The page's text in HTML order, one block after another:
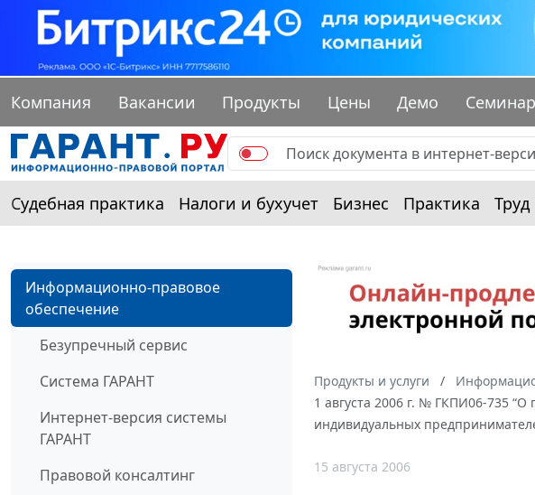
Компания Вакансии Продукты Цены Демо
Судебная практика Налоги и бухучет Бизнес Практика Труд
Информационно-правовое
обеспечение
Безупречный сервис
Система ГАРАНТ
Интернет-версия системы
ГАРАНТ
Правовой консалтинг
Продукты и услуги
1 августа 2006 г. № ГКПИ06-735
индивидуальных
15 августа 2006